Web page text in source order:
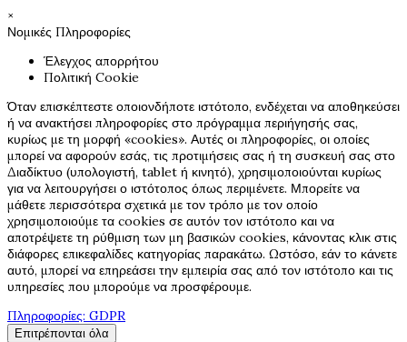
×
Νομικές Πληροφορίες
Έλεγχος απορρήτου
Πολιτική Cookie
Όταν επισκέπτεστε οποιονδήποτε ιστότοπο, ενδέχεται να αποθηκεύσει
ή να ανακτήσει πληροφορίες στο πρόγραμμα περιήγησής σας,
κυρίως με τη μορφή «cookies». Αυτές οι πληροφορίες, οι οποίες
μπορεί να αφορούν εσάς, τις προτιμήσεις σας ή τη συσκευή σας στο
Διαδίκτυο (υπολογιστή, tablet ή κινητό), χρησιμοποιούνται κυρίως
για να λειτουργήσει ο ιστότοπος όπως περιμένετε. Μπορείτε να
μάθετε περισσότερα σχετικά με τον τρόπο με τον οποίο
χρησιμοποιούμε τα cookies σε αυτόν τον ιστότοπο και να
αποτρέψετε τη ρύθμιση των μη βασικών cookies, κάνοντας κλικ στις
διάφορες επικεφαλίδες κατηγορίας παρακάτω. Ωστόσο, εάν το κάνετε
αυτό, μπορεί να επηρεάσει την εμπειρία σας από τον ιστότοπο και τις
υπηρεσίες που μπορούμε να προσφέρουμε.
Πληροφορίες: GDPR
Επιτρέπονται όλα